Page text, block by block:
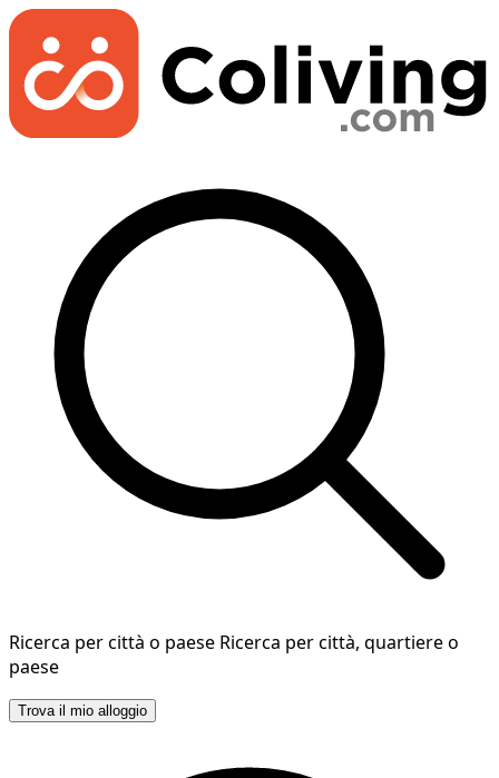
Ricerca per città o paese Ricerca per città, quartiere o
paese
Trova il mio alloggio